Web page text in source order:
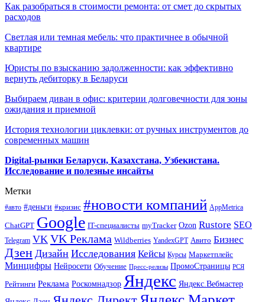
Как разобраться в стоимости ремонта: от смет до скрытых
расходов
Светлая или темная мебель: что практичнее в обычной
квартире
Юристы по взысканию задолженности: как эффективно
вернуть дебиторку в Беларуси
Выбираем диван в офис: критерии долговечности для зоны
ожидания и приемной
История технологии циклевки: от ручных инструментов до
современных машин
Digital-рынки Беларуси, Казахстана, Узбекистана.
Исследование и полезные инсайты
Метки
#авто #деньги #кризис #новости компаний AppMetrica
ChatGPT Google IT-специалисты myTracker Ozon Rustore SEO
Telegram VK VK Реклама Wildberries YandexGPT Авито Бизнес
Дзен Дизайн Исследования Кейсы Курсы Маркетплейс
Минцифры Нейросети Обучение Пресс-релизы ПромоСтраницы РСЯ
Рейтинги Реклама Роскомнадзор Яндекс Яндекс.Вебмастер